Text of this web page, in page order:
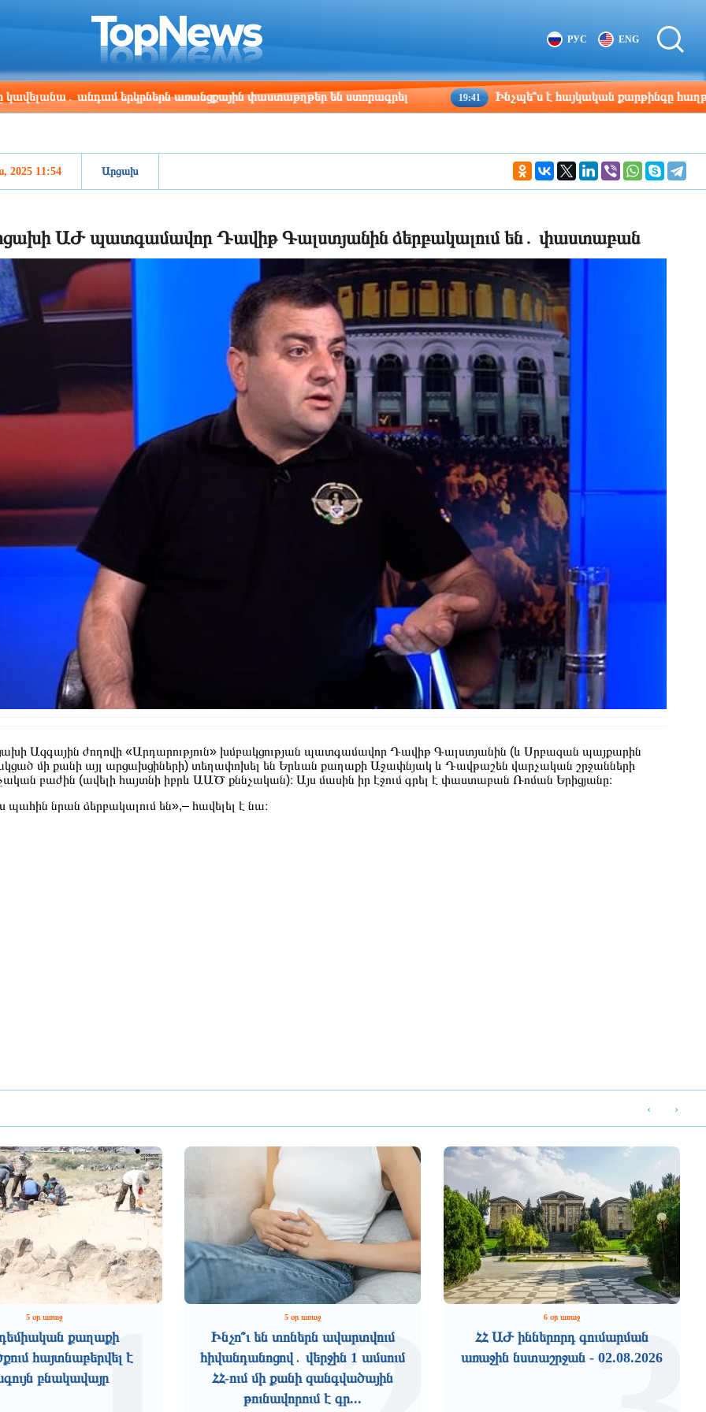
Los Angeles
01:07
Beijing
16:07 РУС ENG
անդամ երկրներն առանցքային փաստաթղթեր են ստորագրել 19:41 Ինչպե՞ս է հայկական քարթինգը հաղթահարում
2025 11:54 Արցախ
ԱԺ պատգամավոր Դավիթ Գալստյանին ձերբակալում են․ փաստաբան
Ազգային ժողովի «Արդարություն» խմբակցության պատգամավոր Դավիթ Գալստյանին (և Սրբազան պայքարին
մի քանի այլ արցախցիների) տեղափոխել են Երևան քաղաքի Աջափնյակ և Դավթաշեն վարչական շրջանների
բաժին (ավելի հայտնի իբրև ԱԱԾ քննչական)։ Այս մասին իր էջում գրել է փաստաբան Ռոման Երիցյանը։
պահին նրան ձերբակալում են»,– հավելել է նա։
5 օր առաջ
քաղաքի
հայտնաբերվել է
բնակավայր
5 օր առաջ
Ինչո՞ւ են տոներն ավարտվում
հիվանդանոցով․ վերջին 1 ամսում
ՀՀ-ում մի քանի զանգվածային
թունավորում է գր...
6 օր առաջ
ՀՀ ԱԺ իններորդ գումարման
առաջին նստաշրջան - 02.08.2026
‹ ›